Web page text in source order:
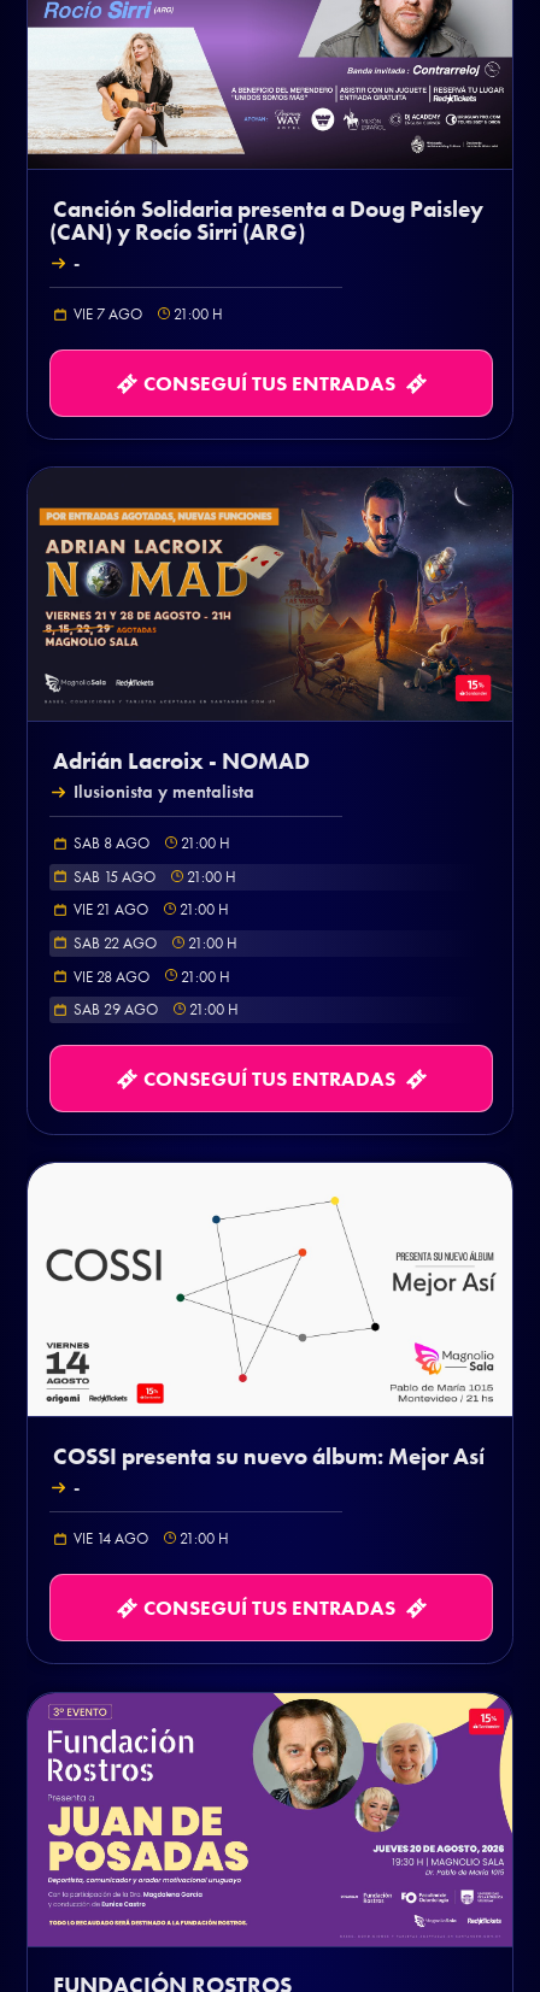
Canción Solidaria presenta a Doug Paisley
(CAN) y Rocío Sirri (ARG)
-
VIE 7 AGO 21:00 H
CONSEGUÍ TUS ENTRADAS
Adrián Lacroix - NOMAD
Ilusionista y mentalista
SAB 8 AGO 21:00 H
SAB 15 AGO
21:00 H
VIE 21 AGO
21:00 H
SAB 22 AGO
21:00 H
VIE 28 AGO
21:00 H
SAB 29 AGO
21:00 H
CONSEGUÍ TUS ENTRADAS
COSSI presenta su nuevo álbum: Mejor Así
-
VIE 14 AGO 21:00 H
CONSEGUÍ TUS ENTRADAS
FUNDACIÓN ROSTROS